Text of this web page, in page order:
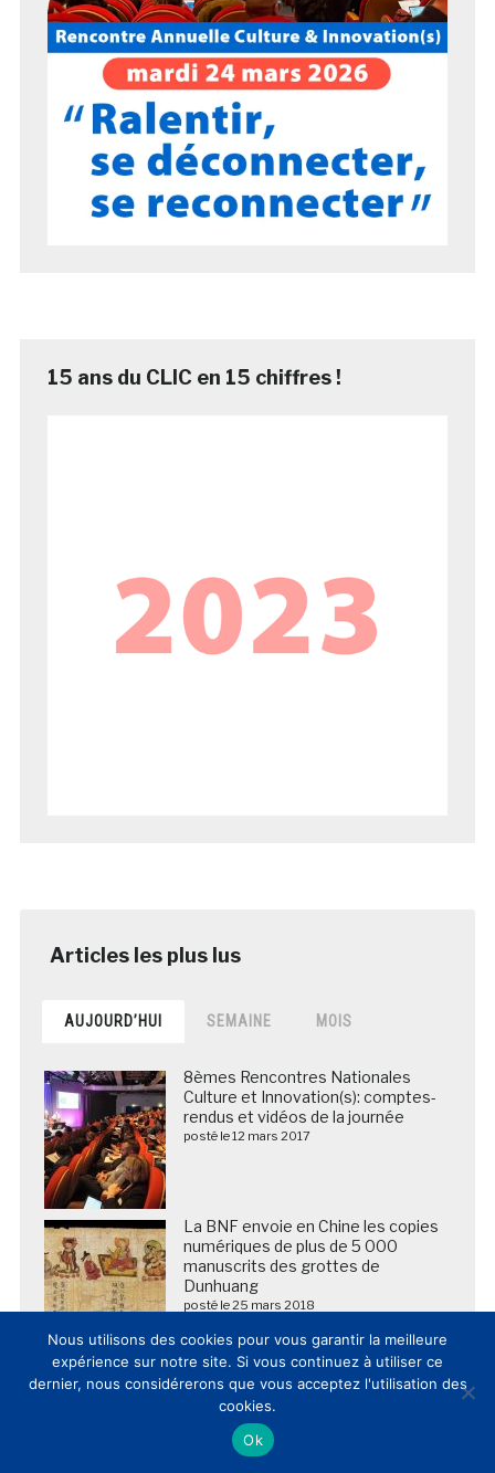
15 ans du CLIC en 15 chiffres !
AUJOURD’HUI SEMAINE MOIS
8èmes Rencontres Nationales
Culture et Innovation(s): comptes-
rendus et vidéos de la journée
posté le 12 mars 2017
La BNF envoie en Chine les copies
numériques de plus de 5 000
manuscrits des grottes de
Dunhuang
posté le 25 mars 2018
Quand Sotheby’s soutient les
initiatives (de recherches) des
musées du Louvre et d’Orsay
posté le 26 mai 2022
Nous utilisons des cookies pour vous garantir la meilleure
expérience sur notre site. Si vous continuez à utiliser ce
dernier, nous considérerons que vous acceptez l'utilisation des
cookies.
Ok